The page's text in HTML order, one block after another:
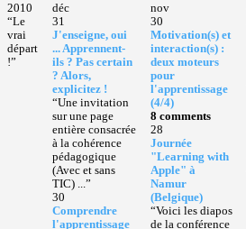
2010
“Le
vrai
départ
!”
déc
31
J'enseigne, oui
... Apprennent-
ils ? Pas certain
? Alors,
explicitez !
“Une invitation
sur une page
entière consacrée
à la cohérence
pédagogique
(Avec et sans
TIC) ...”
30
Comprendre
l'apprentissage
nov
30
Motivation(s) et
interaction(s) :
deux moteurs
pour
l'apprentissage
(4/4)
8 comments
28
Journée
"Learning with
Apple" à
Namur
(Belgique)
“Voici les diapos
de la conférence